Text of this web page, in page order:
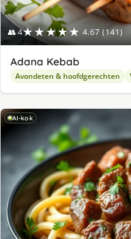
👥 4★★★★★ 4.67 (141)
Adana Kebab
Avondeten & hoofdgerechten
AI-kok